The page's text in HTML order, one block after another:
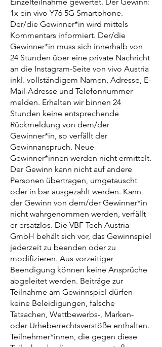
1x ein vivo Y76 5G Smartphone.
Der/die Gewinner*in wird mittels
Kommentars informiert. Der/die
Gewinner*in muss sich innerhalb von
24 Stunden über eine private Nachricht
an die Instagram-Seite von vivo Austria
inkl. vollständigem Namen, Adresse, E-
Mail-Adresse und Telefonnummer
melden. Erhalten wir binnen 24
Stunden keine entsprechende
Rückmeldung von dem/der
Gewinner*in, so verfällt der
Gewinnanspruch. Neue
Gewinner*innen werden nicht ermittelt.
Der Gewinn kann nicht auf andere
Personen übertragen, umgetauscht
oder in bar ausgezahlt werden. Kann
der Gewinn von dem/der Gewinner*in
nicht wahrgenommen werden, verfällt
er ersatzlos. Die VBF Tech Austria
GmbH behält sich vor, das Gewinnspiel
jederzeit zu beenden oder zu
modifizieren. Aus vorzeitiger
Beendigung können keine Ansprüche
abgeleitet werden. Beiträge zur
Teilnahme am Gewinnspiel dürfen
keine Beleidigungen, falsche
Tatsachen, Wettbewerbs-, Marken-
oder Urheberrechtsverstöße enthalten.
Teilnehmer*innen, die gegen diese